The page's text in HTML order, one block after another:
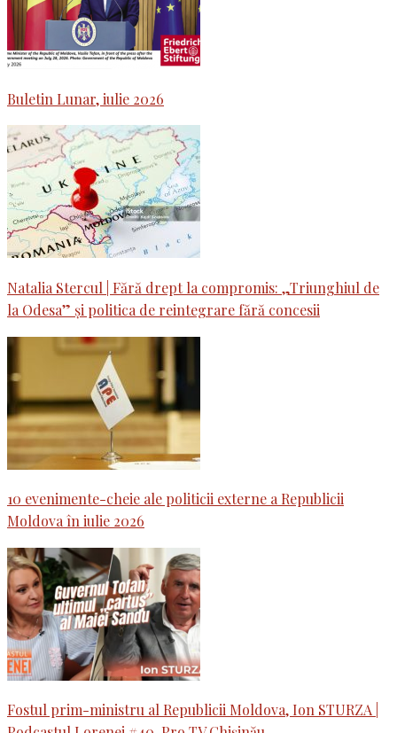
Buletin Lunar, iulie 2026
Natalia Stercul | Fără drept la compromis: „Triunghiul de
la Odesa” și politica de reintegrare fără concesii
10 evenimente-cheie ale politicii externe a Republicii
Moldova în iulie 2026
Fostul prim-ministru al Republicii Moldova, Ion STURZA |